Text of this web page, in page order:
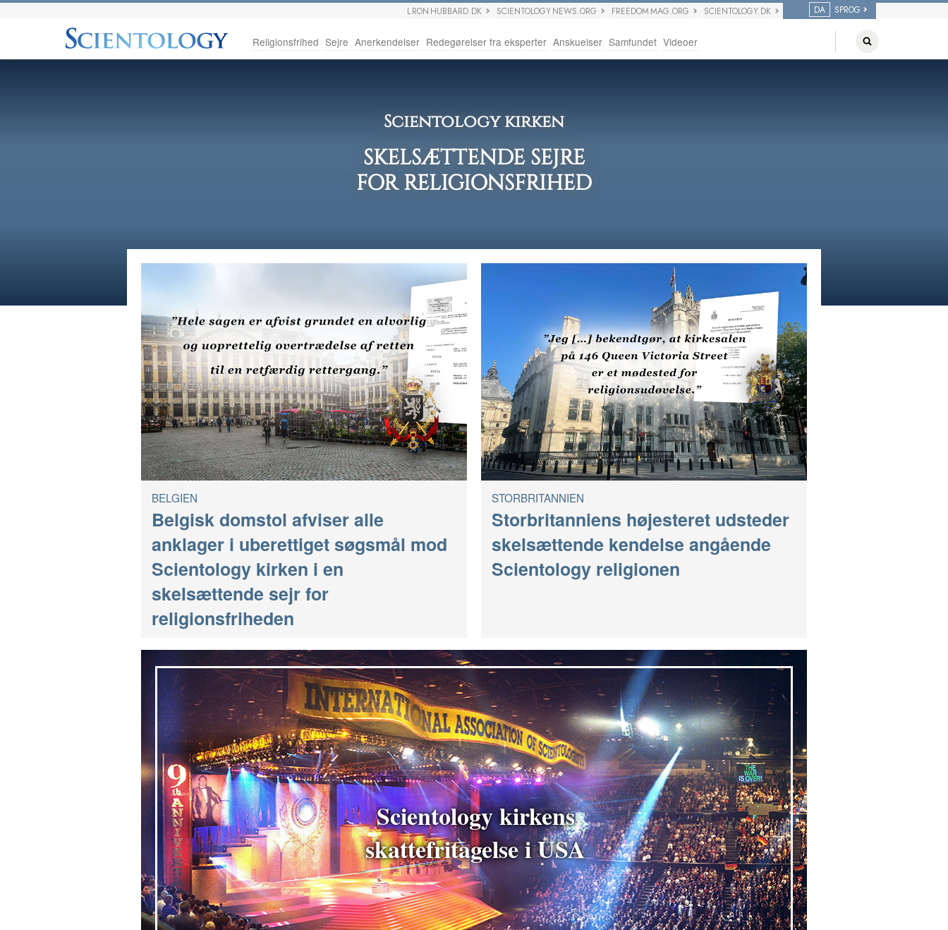
L RON HUBBARD.DK SCIENTOLOGY NEWS.ORG FREEDOM MAG.ORG SCIENTOLOGY.DK DA SPROG
Religionsfrihed Sejre Anerkendelser Redegørelser fra eksperter Anskuelser Samfundet Videoer
Scientology kirken
SKELSÆTTENDE SEJRE
FOR RELIGIONSFRIHED
BELGIEN
Belgisk domstol afviser alle
anklager i uberettiget søgsmål mod
Scientology kirken i en
skelsættende sejr for
religionsfriheden
STORBRITANNIEN
Storbritanniens højesteret udsteder
skelsættende kendelse angående
Scientology religionen
Scientology kirkens
skattefritagelse i USA